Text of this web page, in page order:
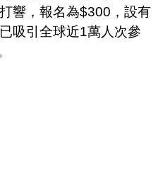
響，報名為$300，設有
吸引全球近1萬人次參